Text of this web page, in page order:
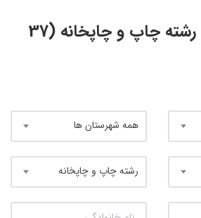
کارشناس رسمی رشته چاپ و چاپخانه (37
همه شهرستان ها
رشته چاپ و چاپخانه